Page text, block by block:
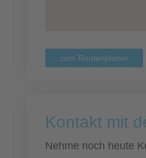
zum Routenplaner
Kontakt mit
Nehme noch heute